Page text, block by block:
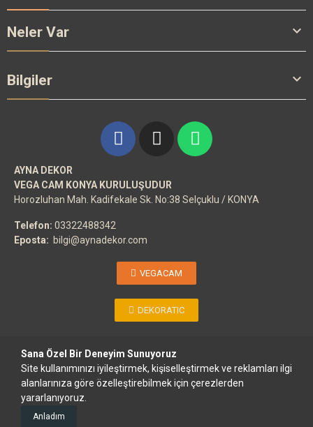
Neler Var 
Bilgiler 
AYNA DEKOR
VEGA CAM KONYA KURULUŞUDUR
Horozluhan Mah. Kadifekale Sk. No:38 Selçuklu / KONYA
Telefon: 03322488342
Eposta: bilgi@aynadekor.com
VEGACAM
DEKORATIC
Copyright © AYNA DEKOR - Her Hakkı Saklıdır. VEGACAM
Sana Özel Bir Deneyim Sunuyoruz
Site kullanımınızı iyileştirmek, kişiselleştirmek ve reklamları ilgi
alanlarınıza göre özelleştirebilmek için çerezlerden
yararlanıyoruz.
Anladım